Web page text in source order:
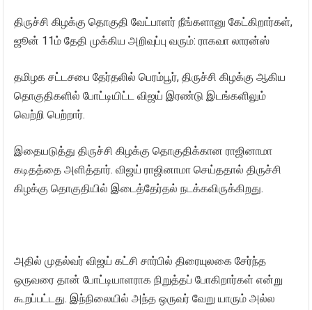
திருச்சி கிழக்கு தொகுதி வேட்பாளர் நீங்களானு கேட்கிறார்கள்,
ஜூன் 11ம் தேதி முக்கிய அறிவுப்பு வரும்: ராகவா லாரன்ஸ்
தமிழக சட்டசபை தேர்தலில் பெரம்பூர், திருச்சி கிழக்கு ஆகிய
தொகுதிகளில் போட்டியிட்ட விஜய் இரண்டு இடங்களிலும்
வெற்றி பெற்றார்.
இதையடுத்து திருச்சி கிழக்கு தொகுதிக்கான ராஜினாமா
கடிதத்தை அளித்தார். விஜய் ராஜினாமா செய்ததால் திருச்சி
கிழக்கு தொகுதியில் இடைத்தேர்தல் நடக்கவிருக்கிறது.
அதில் முதல்வர் விஜய் கட்சி சார்பில் திரையுலகை சேர்ந்த
ஒருவரை தான் போட்டியாளராக நிறுத்தப் போகிறார்கள் என்று
கூறப்பட்டது. இந்நிலையில் அந்த ஒருவர் வேறு யாரும் அல்ல